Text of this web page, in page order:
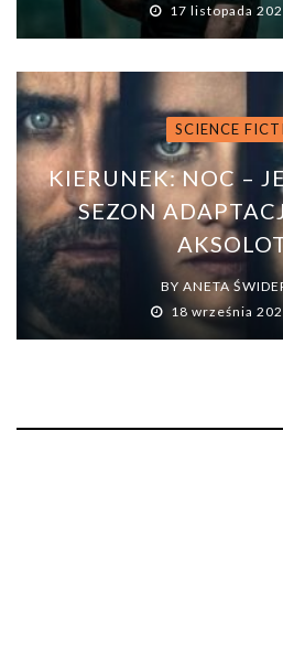
17 listopada
SCIENCE
KIERUNEK: NOC –
SEZON
BY ANETA
18 września